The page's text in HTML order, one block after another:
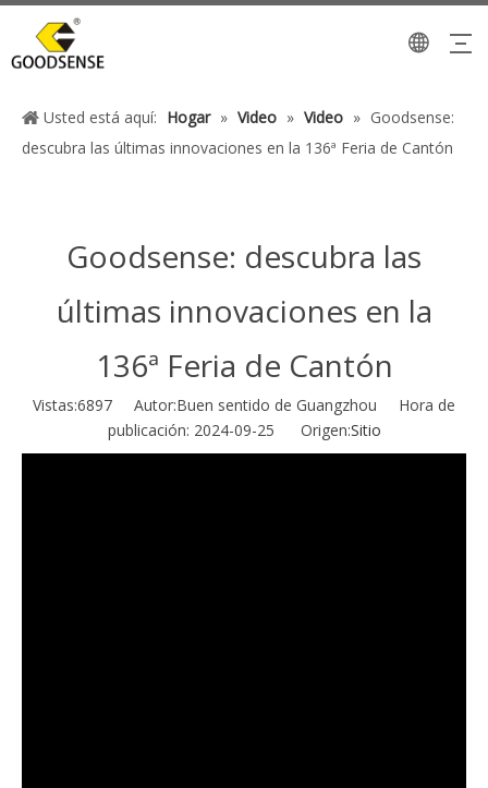
Usted está aquí: Hogar » Video » Video » Goodsense:
descubra las últimas innovaciones en la 136ª Feria de Cantón
Goodsense: descubra las
últimas innovaciones en la
136ª Feria de Cantón
Vistas:6897 Autor:Buen sentido de Guangzhou Hora de
publicación: 2024-09-25 Origen:Sitio